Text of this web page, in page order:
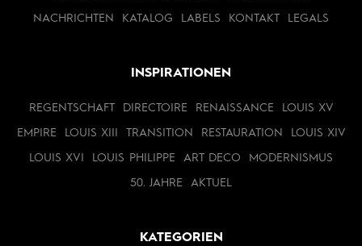
NACHRICHTEN KATALOG LABELS KONTAKT LEGALS
INSPIRATIONEN
REGENTSCHAFT DIRECTOIRE RENAISSANCE LOUIS XV
EMPIRE LOUIS XIII TRANSITION RESTAURATION LOUIS XIV
LOUIS XVI LOUIS PHILIPPE ART DECO MODERNISMUS
50. JAHRE AKTUEL
KATEGORIEN